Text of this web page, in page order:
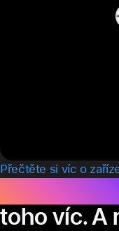
Přečtěte si víc o
toho víc. A